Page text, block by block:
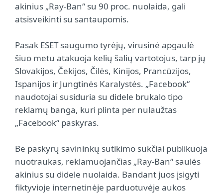
akinius „Ray-Ban“ su 90 proc. nuolaida, gali
atsisveikinti su santaupomis.
Pasak ESET saugumo tyrėjų, virusinė apgaulė
šiuo metu atakuoja kelių šalių vartotojus, tarp jų
Slovakijos, Čekijos, Čilės, Kinijos, Prancūzijos,
Ispanijos ir Jungtinės Karalystės. „Facebook“
naudotojai susiduria su didele brukalo tipo
reklamų banga, kuri plinta per nulaužtas
„Facebook“ paskyras.
Be paskyrų savininkų sutikimo sukčiai publikuoja
nuotraukas, reklamuojančias „Ray-Ban“ saulės
akinius su didele nuolaida. Bandant juos įsigyti
fiktyvioje internetinėje parduotuvėje aukos